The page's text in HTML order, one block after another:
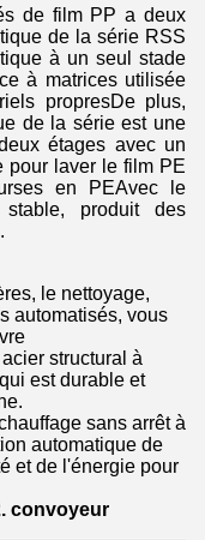
de film PP a deux
de la série RSS
à un seul stade
à matrices utilisée
propresDe plus,
de la série est une
étages avec un
pour laver le film PE
en PEAvec le
produit des
le nettoyage,
automatisés, vous
structural à
est durable et
sans arrêt à
automatique de
et de l'énergie pour
convoyeur